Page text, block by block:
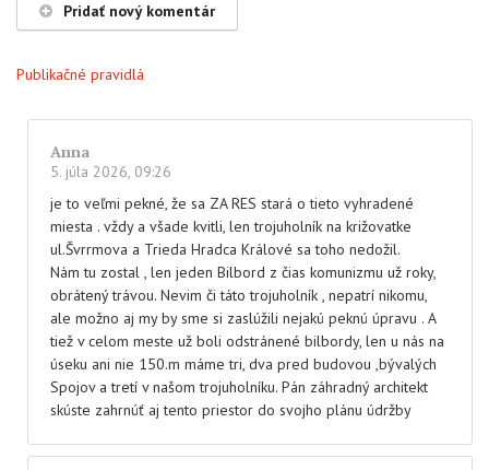
Pridať nový komentár
Publikačné pravidlá
Anna
5. júla 2026, 09:26
je to veľmi pekné, že sa ZA RES stará o tieto vyhradené
miesta . vždy a všade kvitli, len trojuholník na križovatke
ul.Švrrmova a Trieda Hradca Králové sa toho nedožil.
Nám tu zostal , len jeden Bilbord z čias komunizmu už roky,
obrátený trávou. Nevim či táto trojuholník , nepatrí nikomu,
ale možno aj my by sme si zaslúžili nejakú peknú úpravu . A
tiež v celom meste už boli odstránené bilbordy, len u nás na
úseku ani nie 150.m máme tri, dva pred budovou ,bývalých
Spojov a tretí v našom trojuholníku. Pán záhradný architekt
skúste zahrnúť aj tento priestor do svojho plánu údržby